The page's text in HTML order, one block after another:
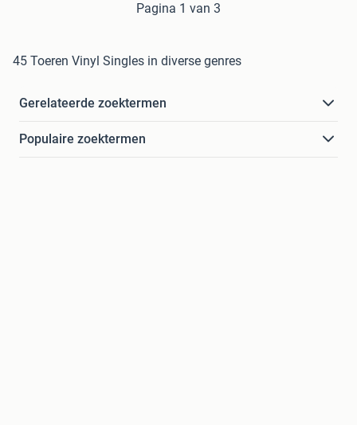
Pagina 1 van 3
45 Toeren Vinyl Singles in diverse genres
Gerelateerde zoektermen
Populaire zoektermen